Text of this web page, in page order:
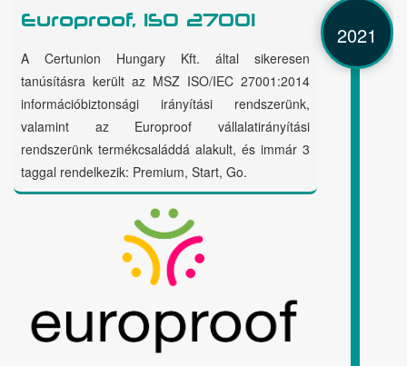
Europroof, ISO 27001
A Certunion Hungary Kft. által sikeresen
tanúsításra került az MSZ ISO/IEC 27001:2014
információbiztonsági irányítási rendszerünk,
valamint az Europroof vállalatirányítási
rendszerünk termékcsaláddá alakult, és immár 3
taggal rendelkezik: Premium, Start, Go.
2021